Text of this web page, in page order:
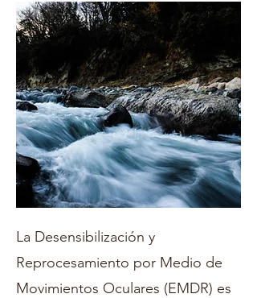
La Desensibilización y
Reprocesamiento por Medio de
Movimientos Oculares (EMDR) es